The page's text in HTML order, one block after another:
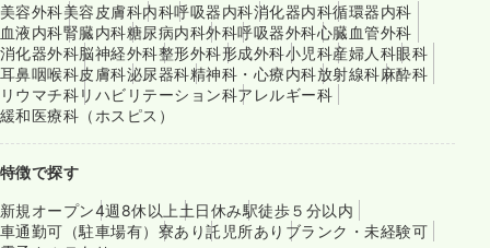
美容外科美容皮膚科内科呼吸器内科消化器内科循環器内科
血液内科腎臓内科糖尿病内科外科呼吸器外科心臓血管外科
消化器外科脳神経外科整形外科形成外科小児科産婦人科眼科
耳鼻咽喉科皮膚科泌尿器科精神科・心療内科放射線科麻酔科
リウマチ科リハビリテーション科アレルギー科
緩和医療科（ホスピス）
特徴で探す
新規オープン4週8休以上 土日休み駅徒歩５分以内
車通勤可（駐車場有） 寮あり託児所あり ブランク・未経験可